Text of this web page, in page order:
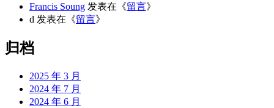
Francis Soung 发表在《留言》
d 发表在《留言》
归档
2025 年 3 月
2024 年 7 月
2024 年 6 月